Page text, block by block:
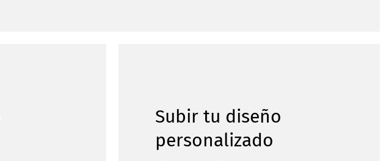
Subir tu diseño
personalizado